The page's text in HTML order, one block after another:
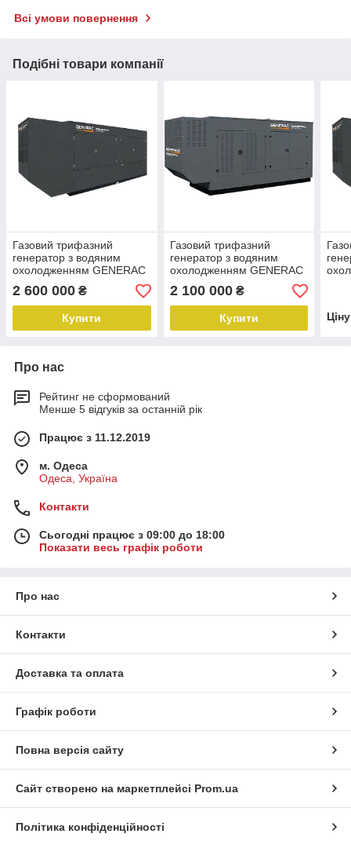
Всі умови повернення
Подібні товари компанії
Газовий трифазний
генератор з водяним
охолодженням GENERAC
SG 056 ( 56 кВТ)
2 600 000 ₴
Купити
Газовий трифазний
генератор з водяним
охолодженням GENERAC
SG028/PG25 (28 кВт) 380
В
2 100 000₴
Купити
Про нас
Рейтинг не сформований
Менше 5 відгуків за останній рік
Працює з 11.12.2019
м. Одеса
Одеса, Україна
Контакти
Сьогодні працює з 09:00 до 18:00
Показати весь графік роботи
Про нас
Контакти
Доставка та оплата
Графік роботи
Повна версія сайту
Сайт створено на маркетплейсі Prom.ua
Політика конфіденційності